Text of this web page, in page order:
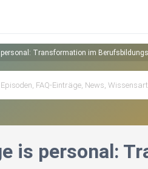
personal: Transformation im
is personal: